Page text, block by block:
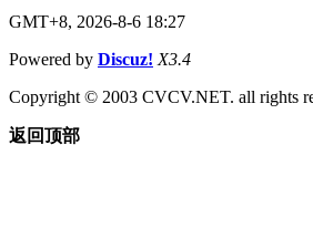
GMT+8, 2026-8-6 18:27
Powered by Discuz! X3.4
Copyright © 2003 CVCV.NET. all rights
返回顶部